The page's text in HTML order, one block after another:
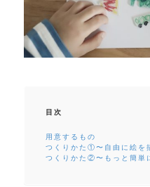
目次
用意するもの
つくりかた①〜自由に絵を
つくりかた②〜もっと簡単